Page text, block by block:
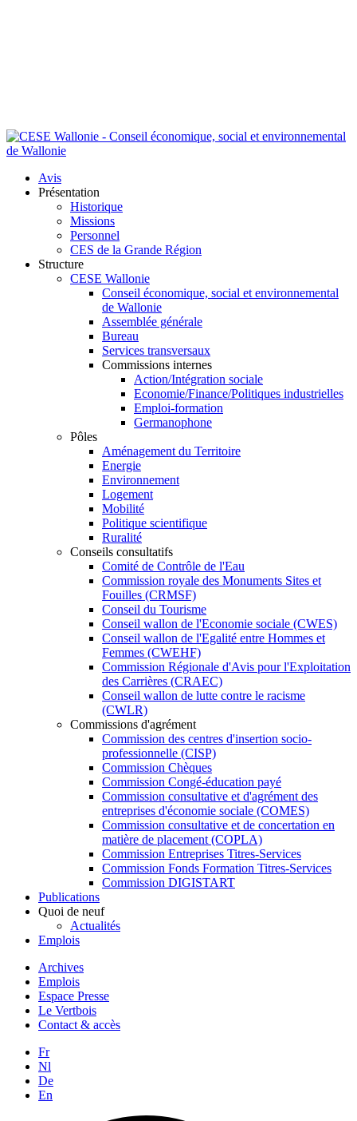
Avis
Présentation
Historique
Missions
Personnel
CES de la Grande Région
Structure
CESE Wallonie
Conseil économique, social et environnemental
de Wallonie
Assemblée générale
Bureau
Services transversaux
Commissions internes
Action/Intégration sociale
Economie/Finance/Politiques industrielles
Emploi-formation
Germanophone
Pôles
Aménagement du Territoire
Energie
Environnement
Logement
Mobilité
Politique scientifique
Ruralité
Conseils consultatifs
Comité de Contrôle de l'Eau
Commission royale des Monuments Sites et
Fouilles (CRMSF)
Conseil du Tourisme
Conseil wallon de l'Economie sociale (CWES)
Conseil wallon de l'Egalité entre Hommes et
Femmes (CWEHF)
Commission Régionale d'Avis pour l'Exploitation
des Carrières (CRAEC)
Conseil wallon de lutte contre le racisme
(CWLR)
Commissions d'agrément
Commission des centres d'insertion socio-
professionnelle (CISP)
Commission Chèques
Commission Congé-éducation payé
Commission consultative et d'agrément des
entreprises d'économie sociale (COMES)
Commission consultative et de concertation en
matière de placement (COPLA)
Commission Entreprises Titres-Services
Commission Fonds Formation Titres-Services
Commission DIGISTART
Publications
Quoi de neuf
Actualités
Emplois
Archives
Emplois
Espace Presse
Le Vertbois
Contact & accès
Fr
Nl
De
En